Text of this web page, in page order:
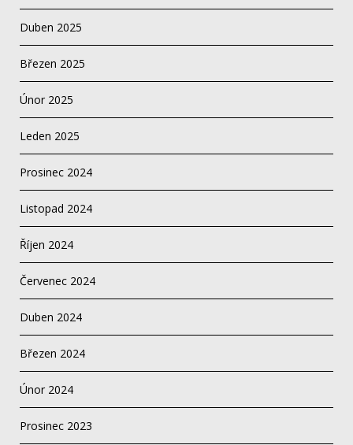
Duben 2025
Březen 2025
Únor 2025
Leden 2025
Prosinec 2024
Listopad 2024
Říjen 2024
Červenec 2024
Duben 2024
Březen 2024
Únor 2024
Prosinec 2023